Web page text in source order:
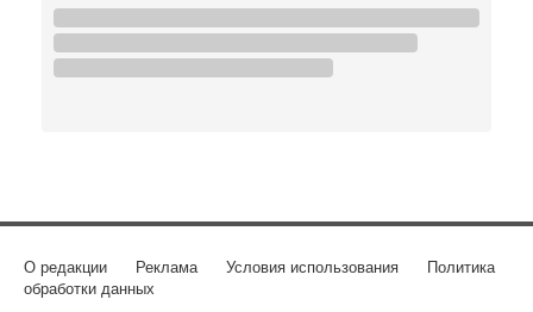
О редакции Реклама Условия использования
Политика
обработки данных